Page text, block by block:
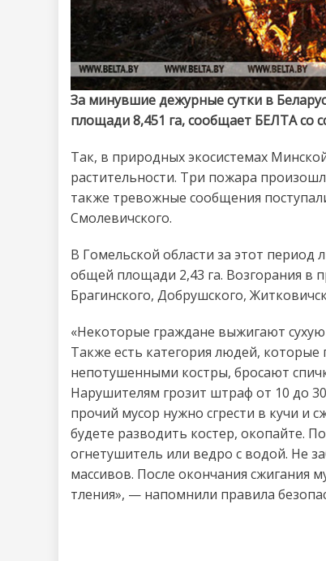
За минувшие дежурные сутки в
площади 8,451 га, сообщает БЕЛТА со
Так, в природных экосистемах
растительности. Три пожара
также тревожные сообщения
Смолевичского.
В Гомельской области за этот
общей площади 2,43 га. Возгорания в
Брагинского, Добрушского,
«Некоторые граждане выжигают
Также есть категория людей,
непотушенными костры, бросают
Нарушителям грозит штраф от 10 до
прочий мусор нужно сгрести в кучи и
будете разводить костер, окопайте.
огнетушитель или ведро с водой. Не
массивов. После окончания сжигания
тления», — напомнили правила